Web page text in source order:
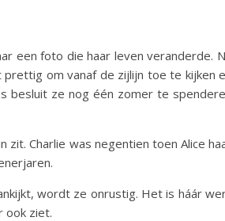
een foto die haar leven veranderde.
om vanaf de zijlijn toe te kijken
besluit ze nog één zomer te
Charlie was negentien toen Alice
wordt ze onrustig. Het is háár
ook ziet.